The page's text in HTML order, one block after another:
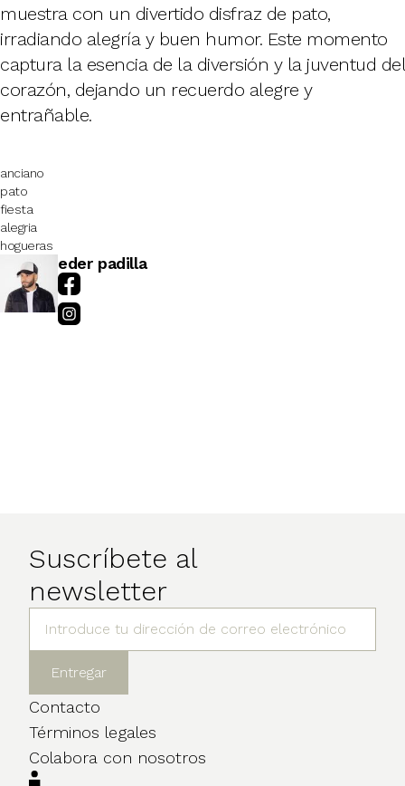
muestra con un divertido disfraz de pato,
irradiando alegría y buen humor. Este momento
captura la esencia de la diversión y la juventud del
corazón, dejando un recuerdo alegre y
entrañable.
anciano
pato
fiesta
alegria
hogueras
eder padilla
Suscríbete al
newsletter
Contacto
Términos legales
Colabora con nosotros